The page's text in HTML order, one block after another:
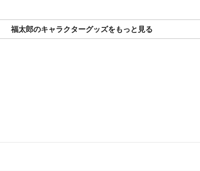
福太郎のキャラクターグッズをもっと見る